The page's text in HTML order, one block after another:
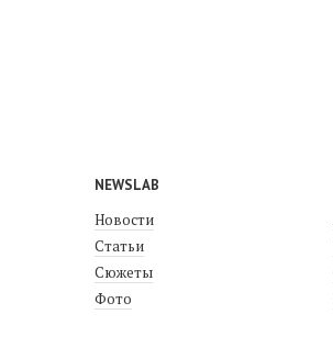
NEWSLAB
Новости
Статьи
Сюжеты
Фото